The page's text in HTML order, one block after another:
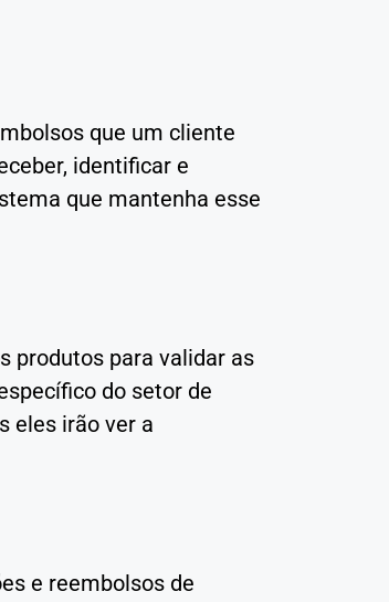
que um cliente
identificar e
que mantenha esse
produtos para validar as
do setor de
eles irão ver a
e reembolsos de